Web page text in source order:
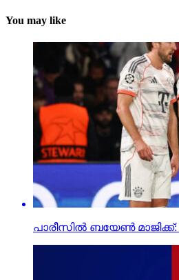
You may like
പാരീസില്‍ ബയേണ്‍